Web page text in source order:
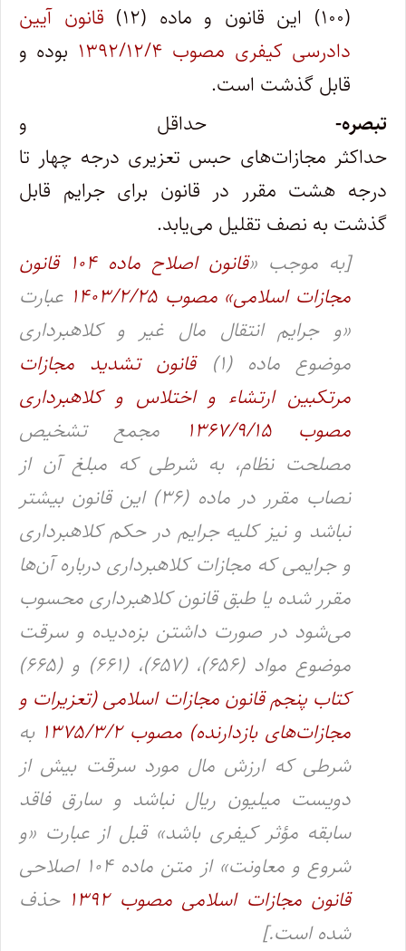
(۱۰۰) این قانون و ماده (۱۲)
قانون آیین
دادرسی کیفری مصوب ۱۳۹۲/۱۲/۴
بوده و
قابل گذشت است.
تبصره- حداقل و
حداکثر مجازات‌های حبس تعزیری درجه چهار تا
درجه هشت مقرر در قانون برای جرایم قابل
گذشت به نصف تقلیل می‌یابد.
[به موجب «
قانون اصلاح ماده ۱۰۴ قانون
مجازات اسلامی» مصوب ۱۴۰۳/۲/۲۵
عبارت
«و جرایم انتقال مال غیر و کلاهبرداری
موضوع ماده (۱)
قانون تشدید مجازات
مرتکبین ارتشاء و اختلاس و کلاهبرداری
مصوب ۱۳۶۷/۹/۱۵
مجمع تشخیص
مصلحت نظام، به شرطی که مبلغ آن از
نصاب مقرر در ماده (۳۶) این قانون بیشتر
نباشد و نیز کلیه جرایم در حکم کلاهبرداری
و جرایمی که مجازات کلاهبرداری درباره آن‌ها
مقرر شده یا طبق قانون کلاهبرداری محسوب
می‌شود در صورت داشتن بزه‌دیده و سرقت
موضوع مواد (۶۵۶)، (۶۵۷)، (۶۶۱) و (۶۶۵)
کتاب پنجم قانون مجازات اسلامی (تعزیرات و
مجازات‌های بازدارنده) مصوب ۱۳۷۵/۳/۲
به
شرطی که ارزش مال مورد سرقت بیش از
دویست میلیون ریال نباشد و سارق فاقد
سابقه مؤثر کیفری باشد» قبل از عبارت «و
شروع و معاونت» از متن ماده ۱۰۴ اصلاحی
قانون مجازات اسلامی مصوب ۱۳۹۲
حذف
شده است.]